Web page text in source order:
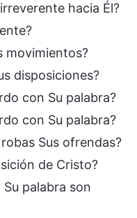
hacia Él?
movimientos?
disposiciones?
con Su palabra?
con Su palabra?
Sus ofrendas?
de Cristo?
palabra son